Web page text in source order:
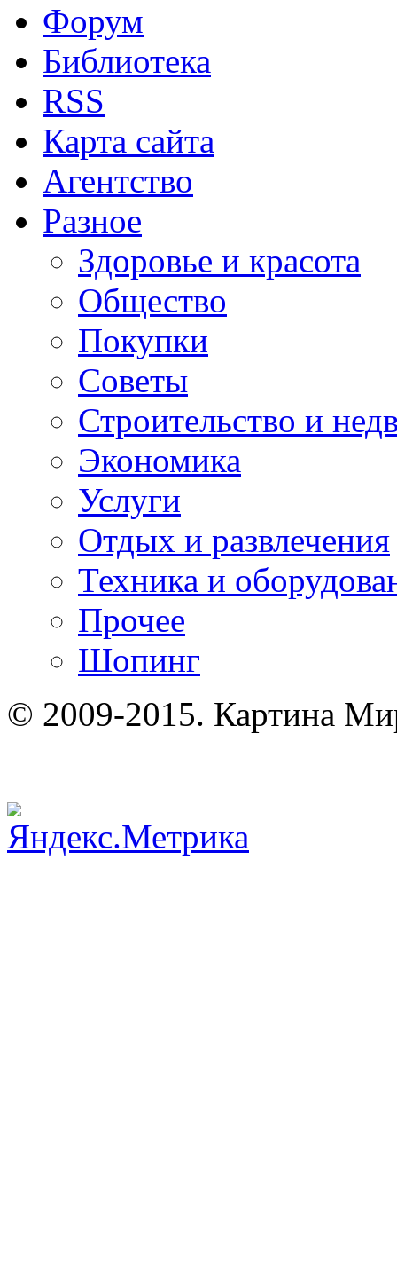
Форум
Библиотека
RSS
Карта сайта
Агентство
Разное
Здоровье и красота
Общество
Покупки
Советы
Строительство и
Экономика
Услуги
Отдых и развлечения
Техника и
Прочее
Шопинг
© 2009-2015. Картина